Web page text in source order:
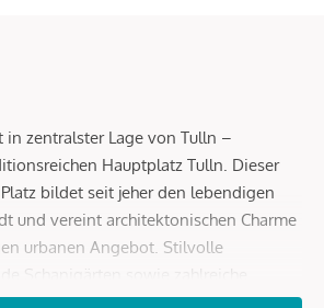
in zentralster Lage von Tulln –
Hauptplatz Tulln. Dieser
bildet seit jeher den lebendigen
und vereint architektonischen Charme
urbanen Angebot. Stilvolle
und Gastronomiebetriebe prägen